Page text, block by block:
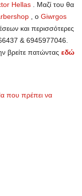
Hellas . Μαζί του θα
, ο Giwrgos
και περισσότερες
& 6945977046.
βρείτε πατώντας εδώ
που πρέπει να